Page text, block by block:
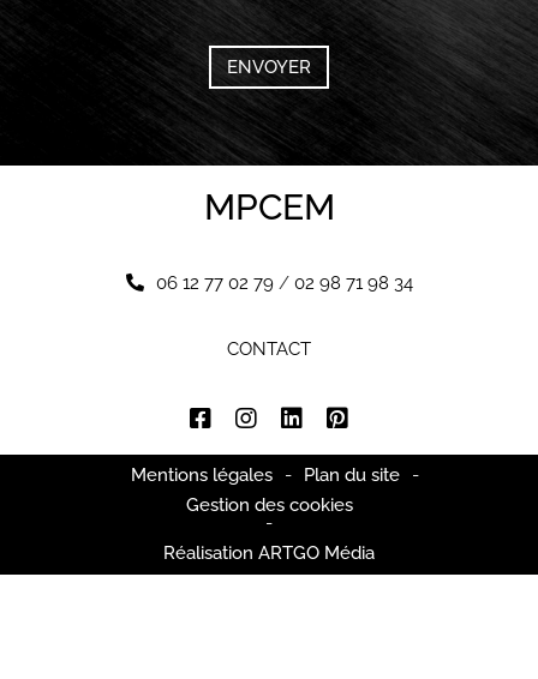
CAPTCHA
MPCEM
06 12 77 02 79/ 02 98 71 98 34
CONTACT
Mentions légales - Plan du site
-
Gestion des cookies
-
Réalisation ARTGO Média